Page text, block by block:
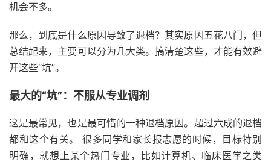
机会不多。
那么，到底是什么原因导致了退档？其实原因五花八门，但
总结起来，主要可以分为几大类。搞清楚这些，才能有效避
开这些“坑”。
最大的“坑”：不服从专业调剂
这是最常见，也是最可惜的一种退档原因。超过六成的退档
都和这个有关。 很多同学和家长报志愿的时候，目标特别
明确，就想上某个热门专业，比如计算机、临床医学之类